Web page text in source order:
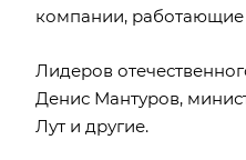
компании,
Лидеров
Денис Мантуров,
Лут и другие.